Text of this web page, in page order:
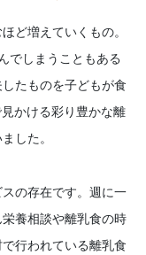
ど増えていくもの。
でしまうこともある
たものを子どもが食
かける彩り豊かな離
した。
の存在です。週に一
養相談や離乳食の時
行われている離乳食